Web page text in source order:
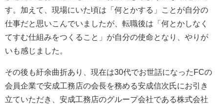
す。加えて、現場にいた頃は「何とかする」ことが自分の
仕事だと思いこんでいましたが、転職後は「何とかしなく
てすむ仕組みをつくること」が自分の使命となり、やりが
いも感じました。
その後も紆余曲折あり、現在は30代でお世話になったFCの
会員企業で安成工務店の会長を務める安成信次氏にお引き
立ていただき、安成工務店のグループ会社である株式会社